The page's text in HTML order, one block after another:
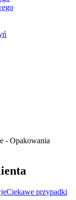
Ciekawe przypadki